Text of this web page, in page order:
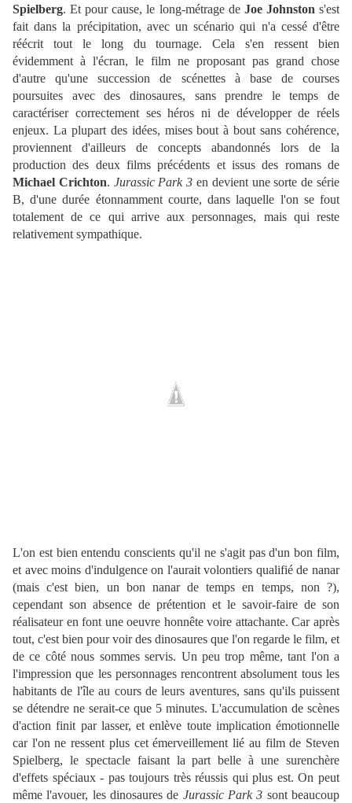
Spielberg. Et pour cause, le long-métrage de Joe Johnston s'est
fait dans la précipitation, avec un scénario qui n'a cessé d'être
réécrit tout le long du tournage. Cela s'en ressent bien
évidemment à l'écran, le film ne proposant pas grand chose
d'autre qu'une succession de scénettes à base de courses
poursuites avec des dinosaures, sans prendre le temps de
caractériser correctement ses héros ni de développer de réels
enjeux. La plupart des idées, mises bout à bout sans cohérence,
proviennent d'ailleurs de concepts abandonnés lors de la
production des deux films précédents et issus des romans de
Michael Crichton. Jurassic Park 3 en devient une sorte de série
B, d'une durée étonnamment courte, dans laquelle l'on se fout
totalement de ce qui arrive aux personnages, mais qui reste
relativement sympathique.
L'on est bien entendu conscients qu'il ne s'agit pas d'un bon film,
et avec moins d'indulgence on l'aurait volontiers qualifié de nanar
(mais c'est bien, un bon nanar de temps en temps, non ?),
cependant son absence de prétention et le savoir-faire de son
réalisateur en font une oeuvre honnête voire attachante. Car après
tout, c'est bien pour voir des dinosaures que l'on regarde le film, et
de ce côté nous sommes servis. Un peu trop même, tant l'on a
l'impression que les personnages rencontrent absolument tous les
habitants de l'île au cours de leurs aventures, sans qu'ils puissent
se détendre ne serait-ce que 5 minutes. L'accumulation de scènes
d'action finit par lasser, et enlève toute implication émotionnelle
car l'on ne ressent plus cet émerveillement lié au film de Steven
Spielberg, le spectacle faisant la part belle à une surenchère
d'effets spéciaux - pas toujours très réussis qui plus est. On peut
même l'avouer, les dinosaures de Jurassic Park 3 sont beaucoup